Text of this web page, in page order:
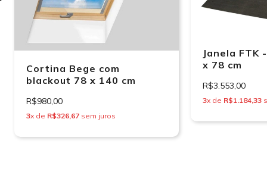
Cortina Bege com
blackout 78 x 140 cm
R$980,00
3x de R$326,67 sem juros
Janela FTK
x 78 cm
R$3.553,00
3x de R$1.184,33